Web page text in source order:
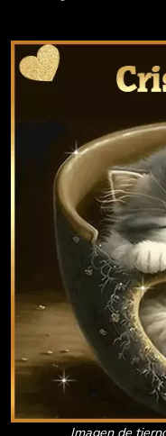
Imagen de